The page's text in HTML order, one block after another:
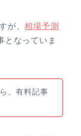
が、相場予測
となっていま
、有料記事